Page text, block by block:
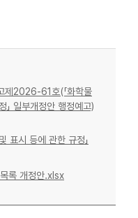
제2026-61호(「화학물
일부개정안 행정예고)
표시 등에 관한 규정」
록 개정안.xlsx